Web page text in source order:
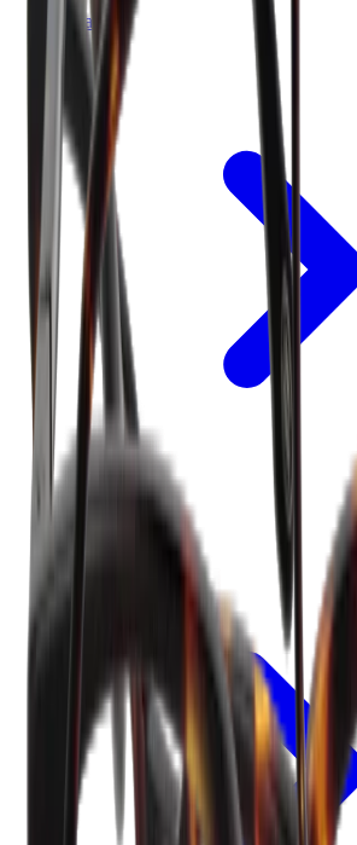
Betalen
Voorwaarden